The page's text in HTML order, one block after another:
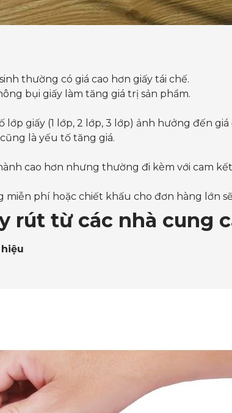
thường có giá cao hơn giấy tái chế.
bụi giấy làm tăng giá trị sản phẩm.
giấy (1 lớp, 2 lớp, 3 lớp) ảnh hưởng đến giá
là yếu tố tăng giá.
cao hơn nhưng thường đi kèm với cam
miễn phí hoặc chiết khấu cho đơn hàng lớn
rút từ các nhà cung